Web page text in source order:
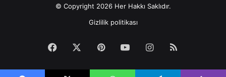
© Copyright 2026 Her Hakkı Saklıdır.
Gizlilik politikası
Facebook PinterestYouTubeInstagram